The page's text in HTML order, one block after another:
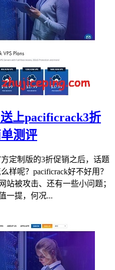
上pacificrack3折
测评
定制版的3折促销之后，话题
样呢？pacificrack好不好用？
站被攻击、还有一些小问题；
一提，何况...